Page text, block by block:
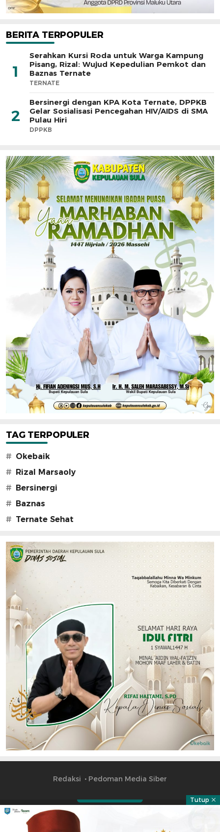
BERITA TERPOPULER
1
Serahkan Kursi Roda untuk Warga Kampung
Pisang, Rizal: Wujud Kepedulian Pemkot dan
Baznas Ternate
TERNATE
2
Bersinergi dengan KPA Kota Ternate, DPPKB
Gelar Sosialisasi Pencegahan HIV/AIDS di SMA
Pulau Hiri
DPPKB
TAG TERPOPULER
# Okebaik
# Rizal Marsaoly
# Bersinergi
# Baznas
# Ternate Sehat
Redaksi Pedoman Media Siber
Tutup